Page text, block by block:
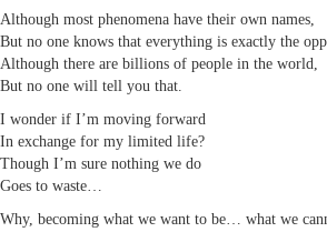
Although most phenomena have their own names,
But no one knows that everything is exactly the
Although there are billions of people in the world,
But no one will tell you that.
I wonder if I’m moving forward
In exchange for my limited life?
Though I’m sure nothing we do
Goes to waste…
Why, becoming what we want to be… what we